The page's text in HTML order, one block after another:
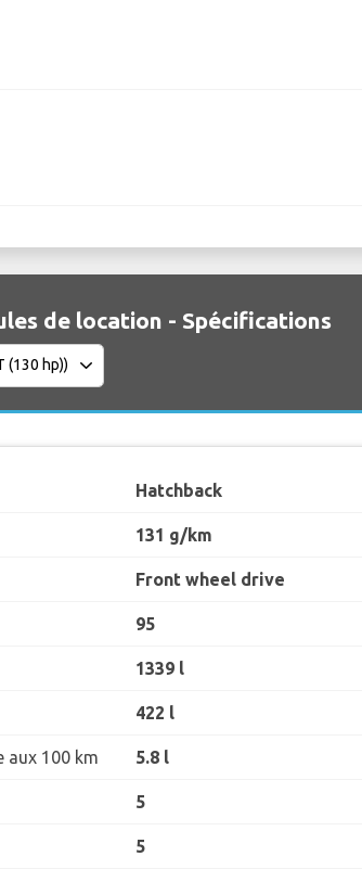
de location - Spécifications
Hatchback
131 g/km
Front wheel drive
95
1339 l
422 l
aux 100 km 5.8 l
5
5